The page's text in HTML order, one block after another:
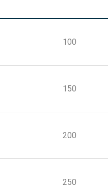
100
150
200
250